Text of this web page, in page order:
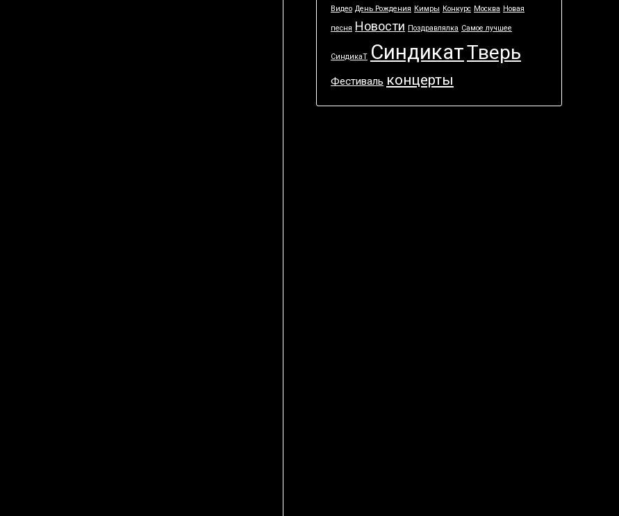
Видео День Рождения Кимры Конкурс Москва Новая
песня Новости Поздравлялка Самое лучшее
СиндикаТ СиндикатТверь
Фестиваль концерты